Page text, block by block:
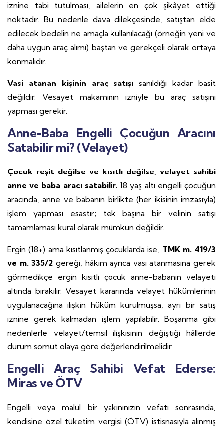
iznine tabi tutulması, ailelerin en çok şikâyet ettiği
noktadır. Bu nedenle dava dilekçesinde, satıştan elde
edilecek bedelin ne amaçla kullanılacağı (örneğin yeni ve
daha uygun araç alımı) baştan ve gerekçeli olarak ortaya
konmalıdır.
Vasi atanan kişinin araç satışı sanıldığı kadar basit
değildir. Vesayet makamının izniyle bu araç satışını
yapması gerekir.
Anne-Baba Engelli Çocuğun Aracını
Satabilir mi? (Velayet)
Çocuk reşit değilse ve kısıtlı değilse, velayet sahibi
anne ve baba aracı satabilir.18 yaş altı engelli çocuğun
aracında, anne ve babanın birlikte (her ikisinin imzasıyla)
işlem yapması esastır; tek başına bir velinin satışı
tamamlaması kural olarak mümkün değildir.
Ergin (18+) ama kısıtlanmış çocuklarda ise, TMK m. 419/3
ve m. 335/2 gereği, hâkim ayrıca vasi atanmasına gerek
görmedikçe ergin kısıtlı çocuk anne-babanın velayeti
altında bırakılır. Vesayet kararında velayet hükümlerinin
uygulanacağına ilişkin hüküm kurulmuşsa, ayrı bir satış
iznine gerek kalmadan işlem yapılabilir. Boşanma gibi
nedenlerle velayet/temsil ilişkisinin değiştiği hâllerde
durum somut olaya göre değerlendirilmelidir.
Engelli Araç Sahibi Vefat Ederse:
Miras ve ÖTV
Engelli veya malul bir yakınınızın vefatı sonrasında,
kendisine özel tüketim vergisi (ÖTV) istisnasıyla alınmış